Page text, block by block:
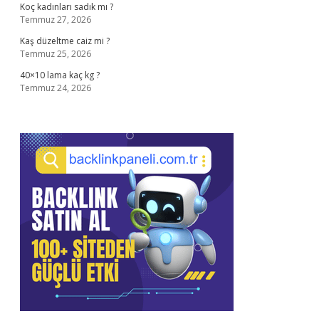
Koç kadınları sadık mı ?
Temmuz 27, 2026
Kaş düzeltme caiz mi ?
Temmuz 25, 2026
40×10 lama kaç kg ?
Temmuz 24, 2026